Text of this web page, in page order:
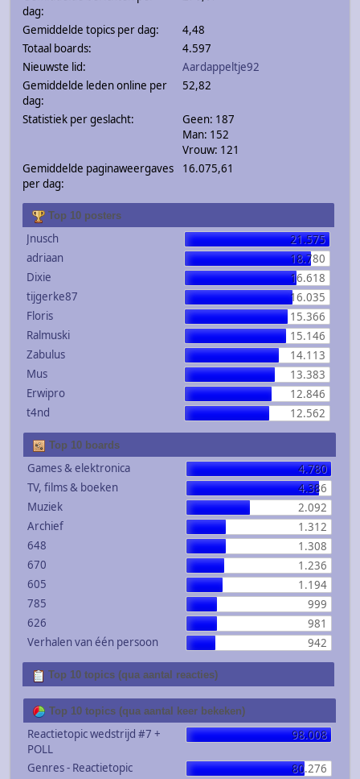
dag:
Gemiddelde topics per dag:
4,48
Totaal boards:
4.597
Nieuwste lid:
Aardappeltje92
Gemiddelde leden online per
dag:
52,82
Statistiek per geslacht:
Geen: 187
Man: 152
Vrouw: 121
Gemiddelde paginaweergaves
per dag:
16.075,61
Top 10 posters
Jnusch
21.575
adriaan
18.780
Dixie
16.618
tijgerke87
16.035
Floris
15.366
Ralmuski
15.146
Zabulus
14.113
Mus
13.383
Erwipro
12.846
t4nd
12.562
Top 10 boards
Games & elektronica
4.780
TV, films & boeken
4.386
Muziek
2.092
Archief
1.312
648
1.308
670
1.236
605
1.194
785
999
626
981
Verhalen van één persoon
942
Top 10 topics (qua aantal reacties)
Top 10 topics (qua aantal keer bekeken)
Reactietopic wedstrijd #7 +
POLL
98.008
Genres - Reactietopic
80.276